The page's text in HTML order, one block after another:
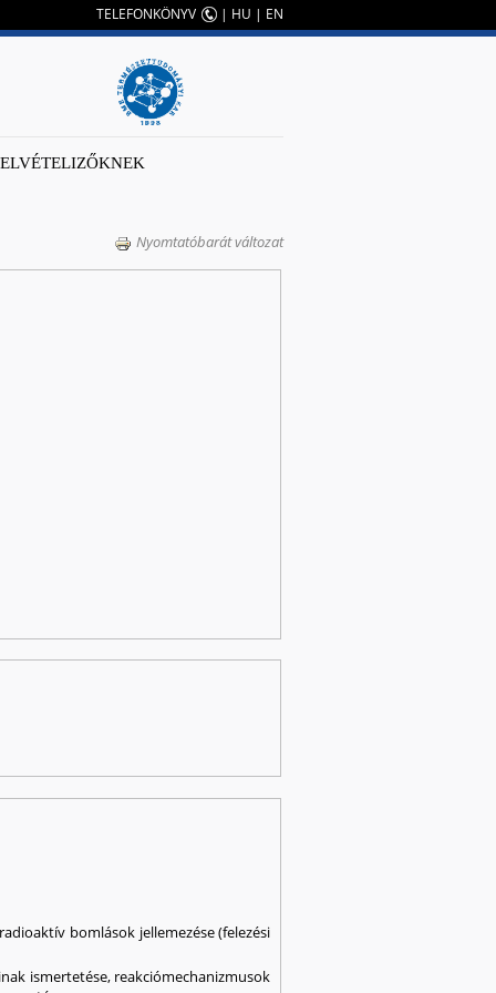
TELEFONKÖNYV | HU | EN
Nyomtatóbarát változat
bomlások jellemezése (felezési
ismertetése, reakciómechanizmusok